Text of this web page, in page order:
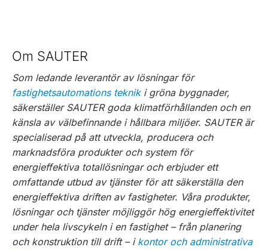
Om SAUTER
Som ledande leverantör av lösningar för
fastighetsautomations tekniki gröna byggnader,
säkerställer SAUTER goda klimatförhållanden och en
känsla av välbefinnande i hållbara miljöer. SAUTER är
specialiserad på att utveckla, producera och
marknadsföra produkter och system för
energieffektiva totallösningar och erbjuder ett
omfattande utbud av tjänster för att säkerställa den
energieffektiva driften av fastigheter. Våra produkter,
lösningar och tjänster möjliggör hög energieffektivitet
under hela livscykeln i en fastighet – från planering
och konstruktion till drift – i kontor och administrativa